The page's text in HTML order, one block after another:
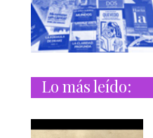
Lo más leído: